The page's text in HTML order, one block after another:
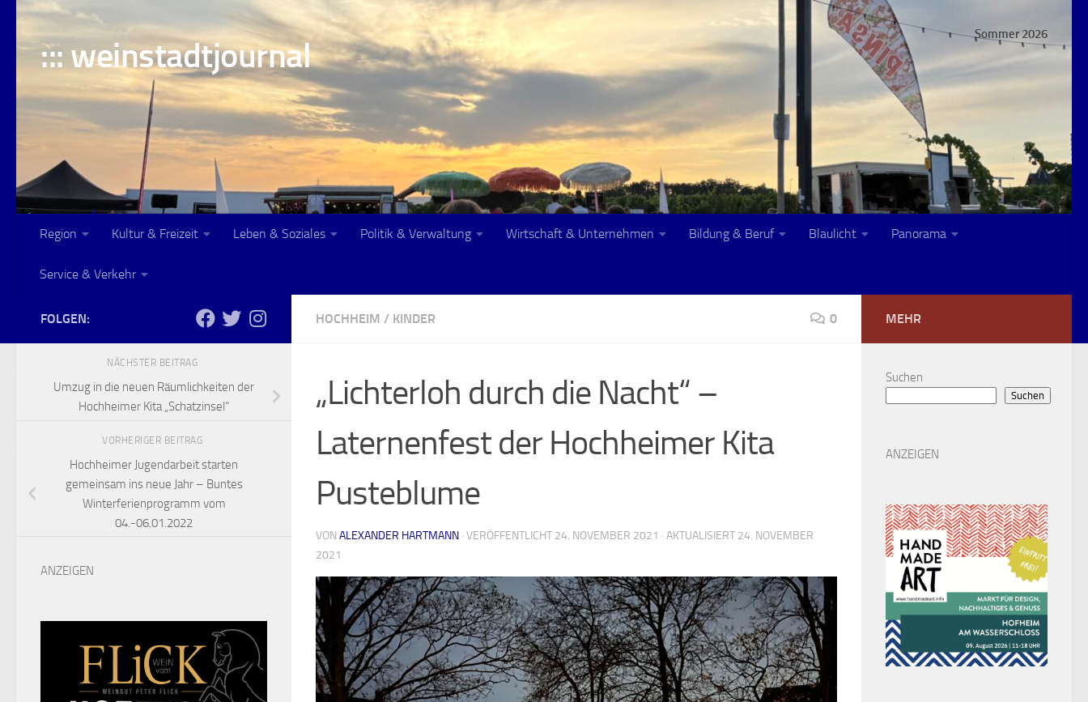
Skip to content
::: weinstadtjournal
Sommer 2026
Region Kultur & Freizeit Leben & Soziales Politik & Verwaltung Wirtschaft & Unternehmen Bildung & Beruf Blaulicht Panorama
Service & Verkehr
HOCHHEIM / KINDER 0
„Lichterloh durch die Nacht“ –
Laternenfest der Hochheimer Kita
Pusteblume
VON ALEXANDER HARTMANN · VERÖFFENTLICHT 24. NOVEMBER 2021 · AKTUALISIERT 24. NOVEMBER
2021
FOLGEN:
NÄCHSTER BEITRAG
Umzug in die neuen Räumlichkeiten der
Hochheimer Kita „Schatzinsel“
VORHERIGER BEITRAG
Hochheimer Jugendarbeit starten
gemeinsam ins neue Jahr – Buntes
Winterferienprogramm vom
04.-06.01.2022
ANZEIGEN
MEHR
Suchen
Suchen
ANZEIGEN